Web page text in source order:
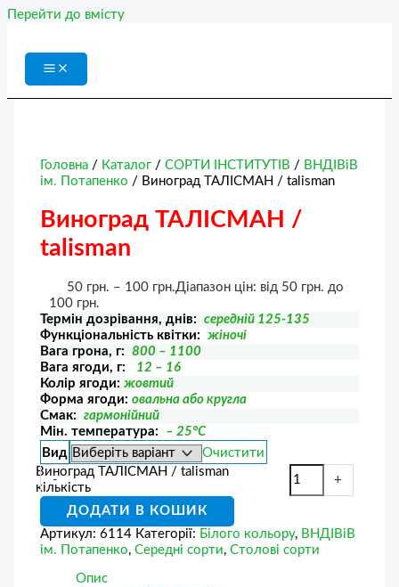
Перейти до вмісту
Головна / Каталог /СОРТИ ІНСТИТУТІВ / ВНДІВіВ
ім. Потапенко / Виноград ТАЛІСМАН / talisman
Виноград ТАЛІСМАН /
talisman
50 грн. – 100 грн.Діапазон цін: від 50 грн. до
100 грн.
Термін дозрівання, днів:
середній 125-135
Функціональність квітки:
жіночі
Вага грона, г:800 – 1100
Вага ягоди, г:
12 – 16
Колір ягоди:жовтий
Форма ягоди:овальна або кругла
Смак:гармонійний
Мін. температура: – 25°С
Вид
Очистити
-
Виноград ТАЛІСМАН / talisman
кількість
+
ДОДАТИ В КОШИК
Артикул:6114 Категорії: Білого кольору, ВНДІВіВ
ім. Потапенко,Середні сорти,Столові сорти
Опис